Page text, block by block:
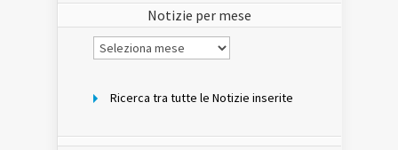
Notizie per mese
Notizie
per
Ricerca tra tutte le Notizie inserite